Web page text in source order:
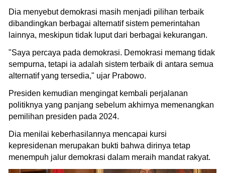
Dia menyebut demokrasi masih menjadi pilihan terbaik
dibandingkan berbagai alternatif sistem pemerintahan
lainnya, meskipun tidak luput dari berbagai kekurangan.
"Saya percaya pada demokrasi. Demokrasi memang tidak
sempurna, tetapi ia adalah sistem terbaik di antara semua
alternatif yang tersedia," ujar Prabowo.
Presiden kemudian mengingat kembali perjalanan
politiknya yang panjang sebelum akhirnya memenangkan
pemilihan presiden pada 2024.
Dia menilai keberhasilannya mencapai kursi
kepresidenan merupakan bukti bahwa dirinya tetap
menempuh jalur demokrasi dalam meraih mandat rakyat.